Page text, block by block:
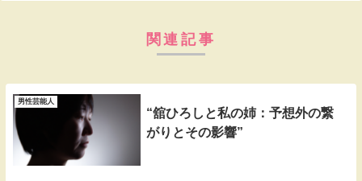
関連記事
男性芸能人
“舘ひろしと私の姉：予想外の繋
がりとその影響”